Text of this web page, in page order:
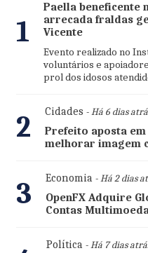
1
Paella beneficente
arrecada fraldas
Vicente
Evento realizado no
voluntários e
prol dos idosos
2 Cidades - Há 6 dias
Prefeito aposta
melhorar imagem
3 Economia- Há 2 dias
OpenFX Adquire
Contas
Política- Há 7 dias